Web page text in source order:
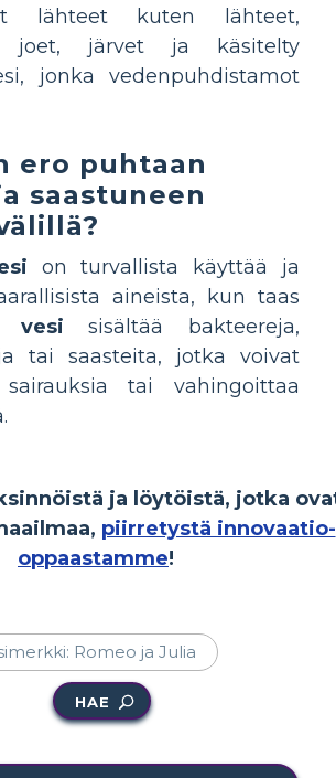
lähteet kuten lähteet,
joet, järvet ja käsitelty
jonka vedenpuhdistamot
ero puhtaan
saastuneen
on turvallista käyttää ja
aineista, kun taas
vesi sisältää bakteereja,
tai saasteita, jotka voivat
tai vahingoittaa
ja löytöistä, jotka
piirretystä innovaatio-
oppaastamme!
HAE